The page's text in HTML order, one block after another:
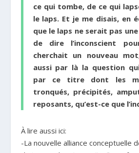
ce qui tombe, de ce qui
le laps. Et je me disais, en
que le laps ne serait pas
de dire l’inconscient
cherchait un nouveau
aussi par là la question
par ce titre dont les
tronqués, précipités,
reposants, qu’est-ce que
À lire aussi ici:
-La nouvelle alliance conceptuelle